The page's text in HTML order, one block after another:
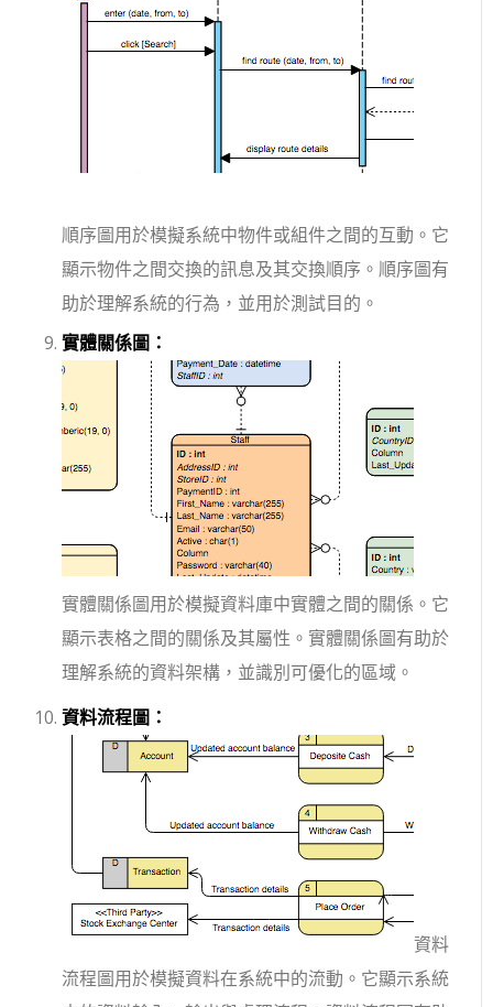
順序圖用於模擬系統中物件或組件之間的互動。它
顯示物件之間交換的訊息及其交換順序。順序圖有
助於理解系統的行為，並用於測試目的。
實體關係圖：
實體關係圖用於模擬資料庫中實體之間的關係。它
顯示表格之間的關係及其屬性。實體關係圖有助於
理解系統的資料架構，並識別可優化的區域。
資料流程圖：
資料
流程圖用於模擬資料在系統中的流動。它顯示系統